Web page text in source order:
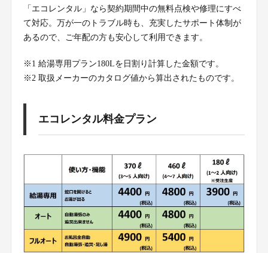
「エコレンタル」なら契約期間中の無料点検や修理にすべ
て対応。万が一のトラブル時も、充実したサポート体制が
あるので、ご年配の方も安心して利用できます。
※1 給湯専用プラン180Lを日割り計算した金額です。
※2 取扱メーカーのカタログ値から算出されたものです。
エコレンタル料金プラン